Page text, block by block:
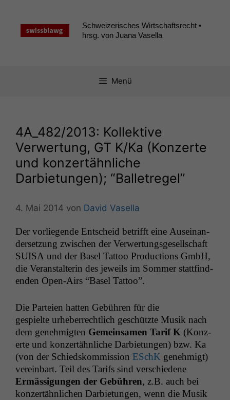
springen
Schweizerisches Wirtschaftsrecht •
hrsg. von Juana Vasella
Menü
4A_482/2013: Kollektive
Verwertung, GT K/Ka (Konzerte
und konzertähnliche
Darbietungen); “Balletregel”
4. Mai 2014 von David Vasella
Der vor­liegende Entscheid bet­rifft eine Auseinan­
der­set­zung zwis­chen der Ver­w­er­tungs­ge­sellschaft
SUISA und der Basel Tat­too Pro­duc­tions GmbH,
die Ver­anstal­terin des jew­eils im Som­mer stat­tfind­
en­den Open-Airs “Basel Tattoo”.
Die Parteien hat­ten Gebühren für die
gespielte urhe­ber­rechtlich geschützte Musik nach
dem genehmigten Gemein­samen Tarif K (Konz­
erte und konzertähnliche Dar­bi­etun­gen) bzw. Ka
(von der Schied­skom­mis­sion ESchK genehmigt)
vere­in­bart. Teil des Tar­ifs sind ver­schiedene
Ermäs­si­gun­gen der Gebühren, z.B. auch bei
konz­ertähn­lichen Dar­bi­etun­gen, wenn die Musik